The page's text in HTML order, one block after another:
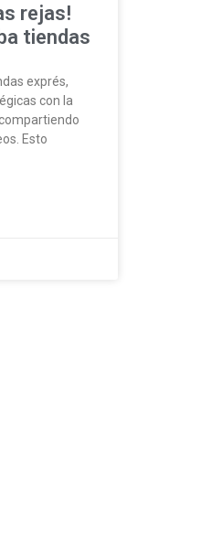
rejas!
tiendas
exprés,
con la
Esto